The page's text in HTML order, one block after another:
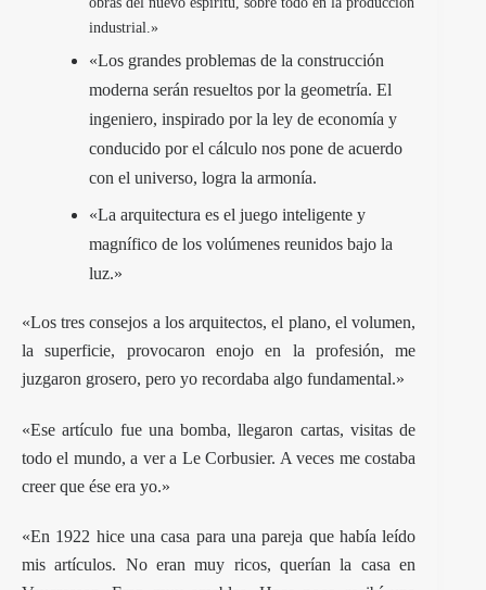
industrial.»
«Los grandes problemas de la construcción
moderna serán resueltos por la geometría. El
ingeniero, inspirado por la ley de economía y
conducido por el cálculo nos pone de acuerdo
con el universo, logra la armonía.
«La arquitectura es el juego inteligente y
magnífico de los volúmenes reunidos bajo la
luz.»
«Los tres consejos a los arquitectos, el plano, el volumen,
la superficie, provocaron enojo en la profesión, me
juzgaron grosero, pero yo recordaba algo fundamental.»
«Ese artículo fue una bomba, llegaron cartas, visitas de
todo el mundo, a ver a Le Corbusier. A veces me costaba
creer que ése era yo.»
«En 1922 hice una casa para una pareja que había leído
mis artículos. No eran muy ricos, querían la casa en